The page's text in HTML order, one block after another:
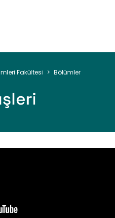
Fakültesi Bölümler